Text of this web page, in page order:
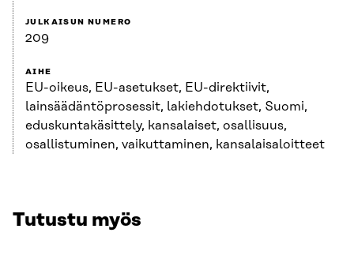
JULKAISUN NUMERO
209
AIHE
EU-oikeus, EU-asetukset, EU-direktiivit,
lainsäädäntöprosessit, lakiehdotukset, Suomi,
eduskuntakäsittely, kansalaiset, osallisuus,
osallistuminen, vaikuttaminen, kansalaisaloitteet
Tutustu myös